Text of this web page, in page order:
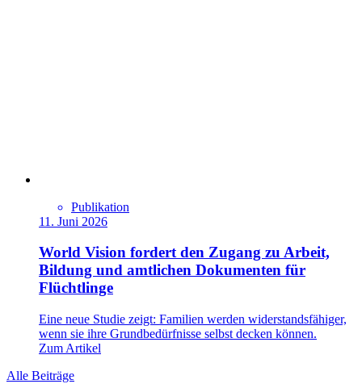
Publikation
11. Juni 2026
World Vision fordert den Zugang zu Arbeit,
Bildung und amtlichen Dokumenten für
Flüchtlinge
Eine neue Studie zeigt: Familien werden widerstandsfähiger,
wenn sie ihre Grundbedürfnisse selbst decken können.
Zum Artikel
Alle Beiträge